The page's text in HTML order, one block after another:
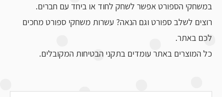
במשחקי הספורט אפשר לשחק לחוד או ביחד עם חברים.
רוצים לשלב ספורט וגם הנאה? עשרות משחקי ספורט מחכים
לכם באתר.
כל המוצרים באתר עומדים בתקני הבטיחות המקובלים.